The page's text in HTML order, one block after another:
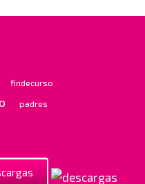
findecurso
padres